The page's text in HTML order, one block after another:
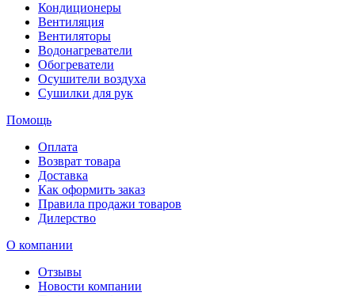
Кондиционеры
Вентиляция
Вентиляторы
Водонагреватели
Обогреватели
Осушители воздуха
Сушилки для рук
Помощь
Оплата
Возврат товара
Доставка
Как оформить заказ
Правила продажи товаров
Дилерство
О компании
Отзывы
Новости компании